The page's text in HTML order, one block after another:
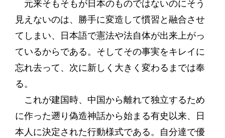
元来そもそもが日本のものではないのにそう
見えないのは、勝手に変造して慣習と融合させ
てしまい、日本語で憲法や法自体が出来上がっ
ているからである。そしてその事実をキレイに
忘れ去って、次に新しく大きく変わるまでは奉
る。
これが建国時、中国から離れて独立するため
に作った遡り偽造神話から始まる有史以来、日
本人に決定された行動様式である。自分達で優